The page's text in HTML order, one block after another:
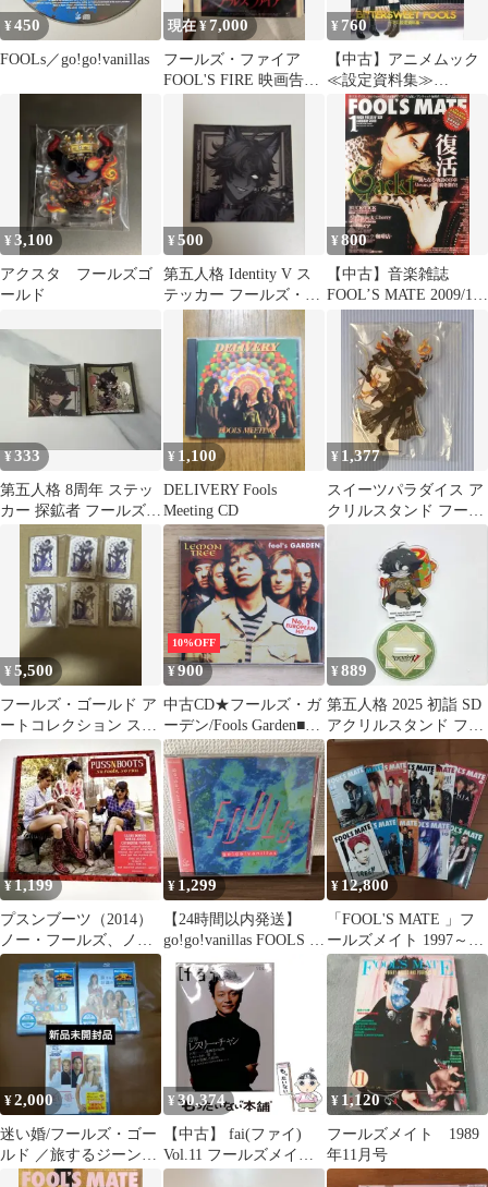
¥450
FOOLs／go!go!vanillas
現在 ¥7,000
フールズ・ファイア
FOOL'S FIRE 映画告知
¥ 760
【中古】アニメムック
≪設定資料集≫
BITTERSWEET FOOLS
ミニ設定集
¥3,100
アクスタ フールズゴ
ールド
¥500
第五人格 Identity V ス
テッカー フールズ・ゴ
ールド
¥800
【中古】音楽雑誌
FOOL’S MATE 2009/1
¥333
第五人格 8周年 ステッ
カー 探鉱者 フールズ・
ゴールド
¥ 1,100
DELIVERY Fools
Meeting CD
¥ 1,377
スイーツパラダイス ア
クリルスタンド フール
ズゴールド
¥5,500
フールズ・ゴールド ア
ートコレクション スク
エア缶バッジ
10%OFF
¥900
中古CD★フールズ・ガ
ーデン/Fools Garden■
Lemon Tree Remixes
【INT0156/50214560887
68】K04677
¥889
第五人格 2025 初詣 SD
アクリルスタンド フー
ルズ・ゴールド
¥1,199
プスンブーツ（2014）
ノー・フールズ、ノ
ー・ファン （ノラ・
ジョーンズ）
¥ 1,299
【24時間以内発送】
go!go!vanillas FOOLS 平
成ペイン
¥ 12,800
「FOOL'S MATE 」フ
ールズメイト 1997～98
年 11冊まとめ売り
¥2,000
迷い婚/フールズ・ゴー
ルド ／旅するジーンズ
と19歳の旅立ち 3枚セ
¥ 30,374
【中古】 fai(ファイ)
Vol.11 フールズメイト
2003年7月号増刊 追悼
¥ 1,120
フールズメイト 1989
年11月号